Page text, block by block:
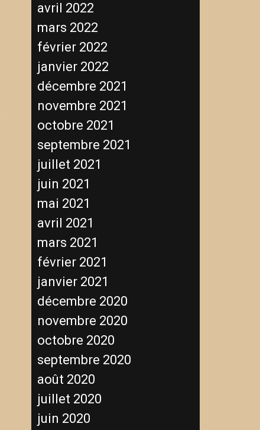
avril 2022
mars 2022
février 2022
janvier 2022
décembre 2021
novembre 2021
octobre 2021
septembre 2021
juillet 2021
juin 2021
mai 2021
avril 2021
mars 2021
février 2021
janvier 2021
décembre 2020
novembre 2020
octobre 2020
septembre 2020
août 2020
juillet 2020
juin 2020